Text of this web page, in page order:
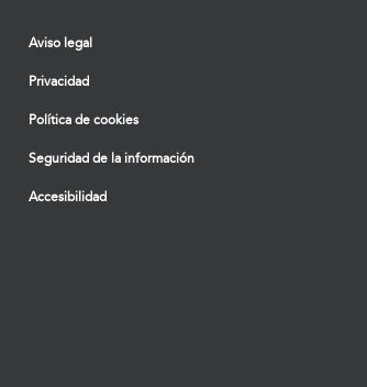
Aviso legal
Privacidad
Política de cookies
Seguridad de la información
Accesibilidad